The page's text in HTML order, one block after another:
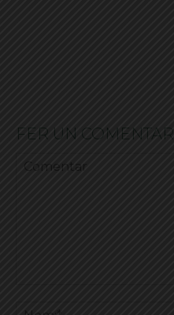
FER UN COMENTARI